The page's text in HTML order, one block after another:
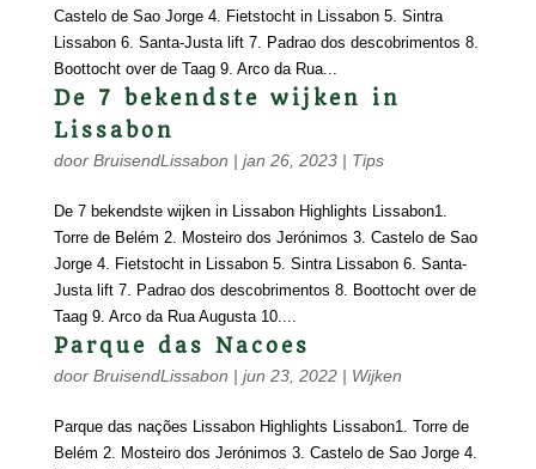
Castelo de Sao Jorge 4. Fietstocht in Lissabon 5. Sintra
Lissabon 6. Santa-Justa lift 7. Padrao dos descobrimentos 8.
Boottocht over de Taag 9. Arco da Rua...
De 7 bekendste wijken in
Lissabon
door BruisendLissabon | jan 26, 2023| Tips
De 7 bekendste wijken in Lissabon Highlights Lissabon1.
Torre de Belém 2. Mosteiro dos Jerónimos 3. Castelo de Sao
Jorge 4. Fietstocht in Lissabon 5. Sintra Lissabon 6. Santa-
Justa lift 7. Padrao dos descobrimentos 8. Boottocht over de
Taag 9. Arco da Rua Augusta 10....
Parque das Nacoes
door BruisendLissabon | jun 23, 2022| Wijken
Parque das nações Lissabon Highlights Lissabon1. Torre de
Belém 2. Mosteiro dos Jerónimos 3. Castelo de Sao Jorge 4.